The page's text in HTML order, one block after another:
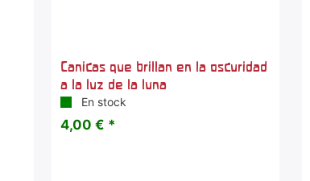
Canicas que brillan en la oscuridad
a la luz de la luna
En stock
4,00 € *